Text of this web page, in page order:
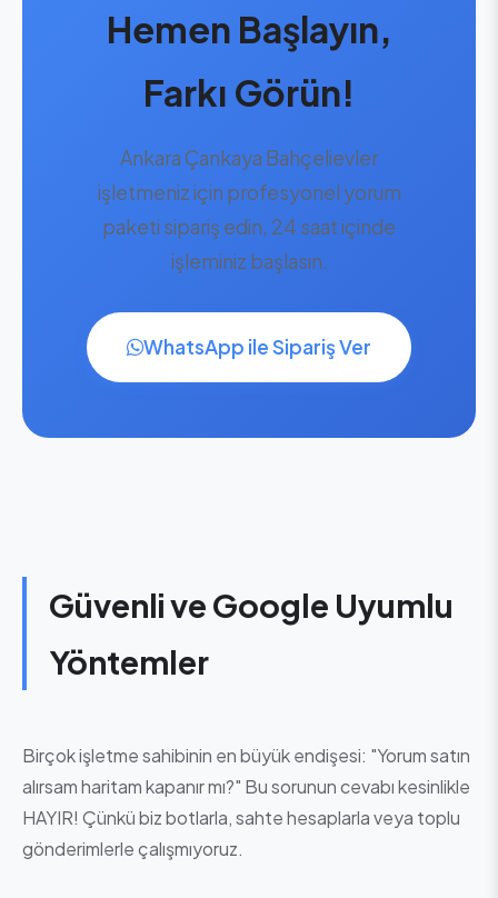
Hemen Başlayın,
Farkı Görün!
Ankara Çankaya Bahçelievler
işletmeniz için profesyonel yorum
paketi sipariş edin, 24 saat içinde
işleminiz başlasın.
WhatsApp ile Sipariş Ver
Güvenli ve Google Uyumlu
Yöntemler
Birçok işletme sahibinin en büyük endişesi: "Yorum satın
alırsam haritam kapanır mı?" Bu sorunun cevabı kesinlikle
HAYIR! Çünkü biz botlarla, sahte hesaplarla veya toplu
gönderimlerle çalışmıyoruz.